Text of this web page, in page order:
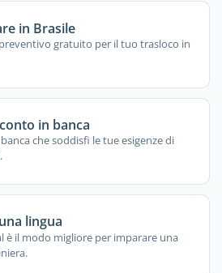
in Brasile
gratuito per il tuo trasloco in
in banca
che soddisfi le tue esigenze di
lingua
è il modo migliore per imparare una